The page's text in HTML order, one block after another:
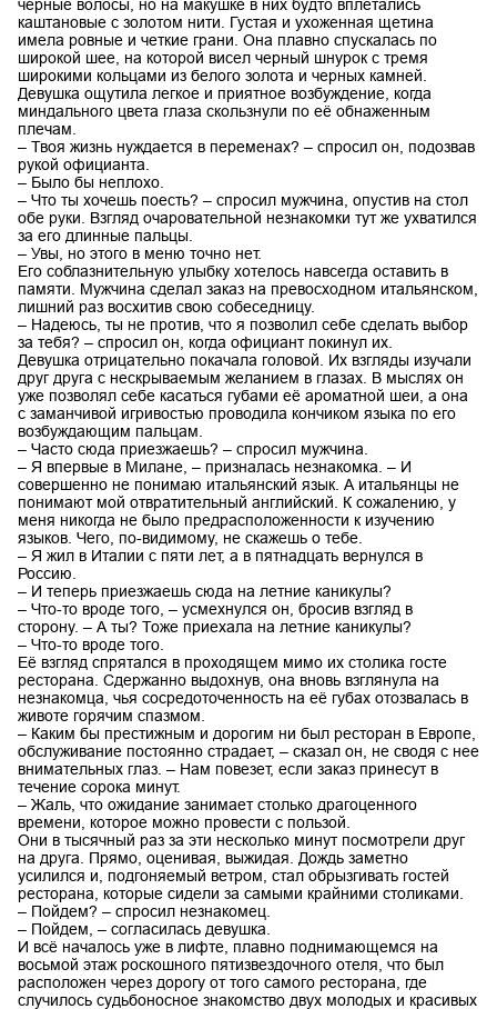
черные волосы, но на макушке в них будто вплетались
каштановые с золотом нити. Густая и ухоженная щетина
имела ровные и четкие грани. Она плавно спускалась по
широкой шее, на которой висел черный шнурок с тремя
широкими кольцами из белого золота и черных камней.
Девушка ощутила легкое и приятное возбуждение, когда
миндального цвета глаза скользнули по её обнаженным
плечам.
– Твоя жизнь нуждается в переменах? – спросил он, подозвав
рукой официанта.
– Было бы неплохо.
– Что ты хочешь поесть? – спросил мужчина, опустив на стол
обе руки. Взгляд очаровательной незнакомки тут же ухватился
за его длинные пальцы.
– Увы, но этого в меню точно нет.
Его соблазнительную улыбку хотелось навсегда оставить в
памяти. Мужчина сделал заказ на превосходном итальянском,
лишний раз восхитив свою собеседницу.
– Надеюсь, ты не против, что я позволил себе сделать выбор
за тебя? – спросил он, когда официант покинул их.
Девушка отрицательно покачала головой. Их взгляды изучали
друг друга с нескрываемым желанием в глазах. В мыслях он
уже позволял себе касаться губами её ароматной шеи, а она
с заманчивой игривостью проводила кончиком языка по его
возбуждающим пальцам.
– Часто сюда приезжаешь? – спросил мужчина.
– Я впервые в Милане, – призналась незнакомка. – И
совершенно не понимаю итальянский язык. А итальянцы не
понимают мой отвратительный английский. К сожалению, у
меня никогда не было предрасположенности к изучению
языков. Чего, по-видимому, не скажешь о тебе.
– Я жил в Италии с пяти лет, а в пятнадцать вернулся в
Россию.
– И теперь приезжаешь сюда на летние каникулы?
– Что-то вроде того, – усмехнулся он, бросив взгляд в
сторону. – А ты? Тоже приехала на летние каникулы?
– Что-то вроде того.
Её взгляд спрятался в проходящем мимо их столика госте
ресторана. Сдержанно выдохнув, она вновь взглянула на
незнакомца, чья сосредоточенность на её губах отозвалась в
животе горячим спазмом.
– Каким бы престижным и дорогим ни был ресторан в Европе,
обслуживание постоянно страдает, – сказал он, не сводя с нее
внимательных глаз. – Нам повезет, если заказ принесут в
течение сорока минут.
– Жаль, что ожидание занимает столько драгоценного
времени, которое можно провести с пользой.
Они в тысячный раз за эти несколько минут посмотрели друг
на друга. Прямо, оценивая, выжидая. Дождь заметно
усилился и, подгоняемый ветром, стал обрызгивать гостей
ресторана, которые сидели за самыми крайними столиками.
– Пойдем? – спросил незнакомец.
– Пойдем, – согласилась девушка.
И всё началось уже в лифте, плавно поднимающемся на
восьмой этаж роскошного пятизвездочного отеля, что был
расположен через дорогу от того самого ресторана, где
случилось судьбоносное знакомство двух молодых и красивых